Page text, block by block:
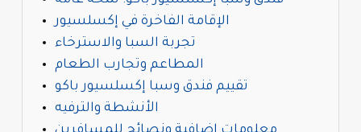
الإقامة الفاخرة في إكسلسيور
تجربة السبا والاسترخاء
المطاعم وتجارب الطعام
تقييم فندق وسبا إكسلسيور باكو
الأنشطة والترفيه